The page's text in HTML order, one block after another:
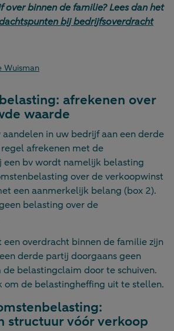
binnen de familie? Lees dan het
bij bedrijfsoverdracht
Wuisman
afrekenen over
waarde
aandelen in uw bedrijf aan een derde
afrekenen met de
een bv wordt namelijk belasting
over de verkoopwinst
een aanmerkelijk belang (box 2).
belasting over de
overdracht binnen de familie zijn
derde partij doorgaans geen
belastingclaim door te schuiven.
om de belastingheffing uit te stellen.
structuur vóór verkoop